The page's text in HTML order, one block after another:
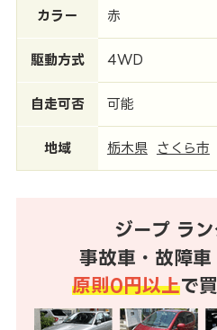
カラー 赤
駆動方式 4WD
自走可否 可能
地域 栃木県 さくら市
ジープ ラ
事故車・故障車
原則0円以上で